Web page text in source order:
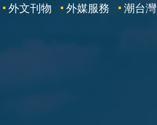
外文刊物 外媒服務 潮台灣